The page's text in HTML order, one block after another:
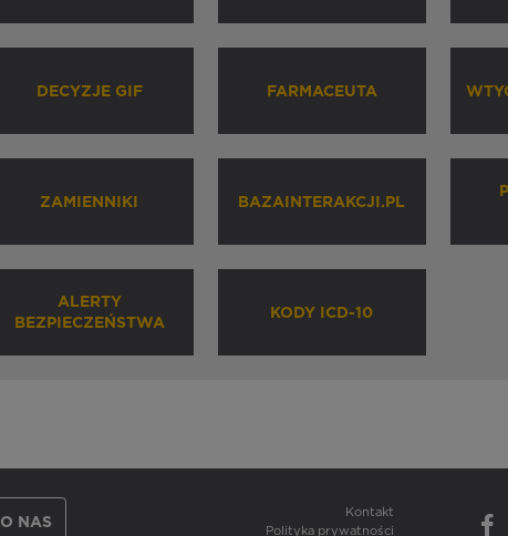
DECYZJE GIF FARMACEUTA
ZAMIENNIKI BAZAINTERAKCJI.PL
ALERTY
BEZPIECZEŃSTWA
KODY ICD-10
O NAS
Kontakt
Polityka prywatności